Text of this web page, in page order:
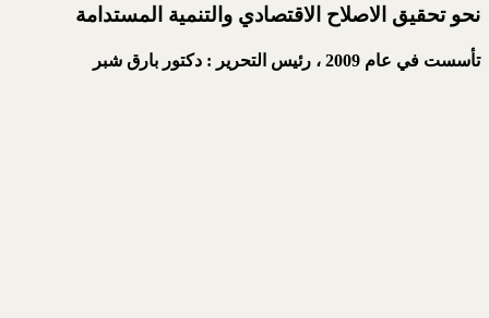
نحو تحقيق الاصلاح الاقتصادي والتنمية المستدامة
تأسست في عام 2009 ، رئيس التحرير : دكتور بارق شبر